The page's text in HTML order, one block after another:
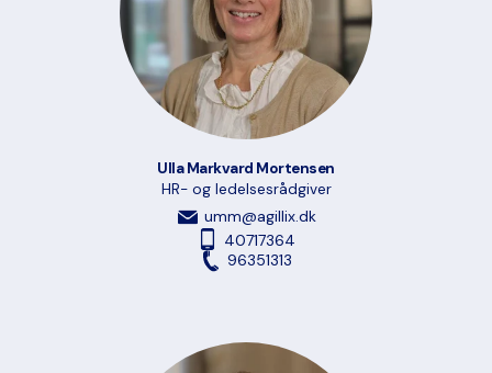
Ulla Markvard Mortensen
HR- og ledelsesrådgiver
umm@agillix.dk
40717364
96351313